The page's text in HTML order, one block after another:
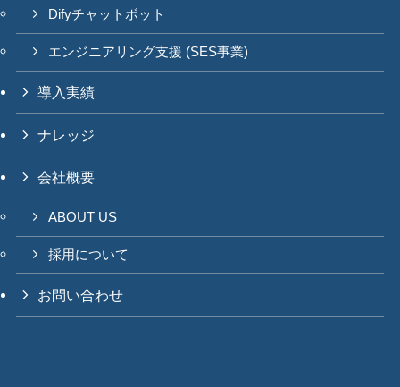
Difyチャットボット
エンジニアリング支援 (SES事業)
導入実績
ナレッジ
会社概要
ABOUT US
採用について
お問い合わせ